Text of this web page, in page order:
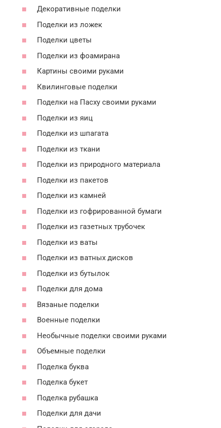
Декоративные поделки
Поделки из ложек
Поделки цветы
Поделки из фоамирана
Картины своими руками
Квилинговые поделки
Поделки на Пасху своими руками
Поделки из яиц
Поделки из шпагата
Поделки из ткани
Поделки из природного материала
Поделки из пакетов
Поделки из камней
Поделки из гофрированной бумаги
Поделки из газетных трубочек
Поделки из ваты
Поделки из ватных дисков
Поделки из бутылок
Поделки для дома
Вязаные поделки
Военные поделки
Необычные поделки своими руками
Объемные поделки
Поделка буква
Поделка букет
Поделка рубашка
Поделки для дачи